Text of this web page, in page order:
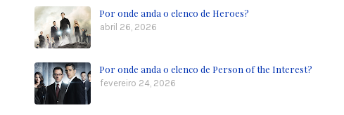
Por onde anda o elenco de Heroes?
abril 26, 2026
Por onde anda o elenco de Person of the Interest?
fevereiro 24, 2026